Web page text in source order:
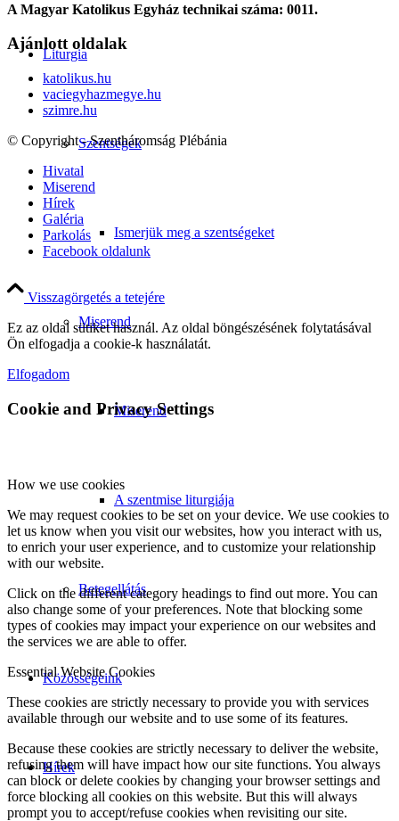
Liturgia
Szentségek
Ismerjük meg a szentségeket
Miserend
Miserend
A szentmise liturgiája
Betegellátás
Közösségeink
Hírek
A Magyar Katolikus Egyház technikai száma: 0011.
Ajánlott oldalak
katolikus.hu
vaciegyhazmegye.hu
szimre.hu
© Copyright - Szentháromság Plébánia
Hivatal
Miserend
Hírek
Galéria
Parkolás
Facebook oldalunk
Visszagörgetés a tetejére
Ez az oldal sütiket használ. Az oldal böngészésének folytatásával
Ön elfogadja a cookie-k használatát.
Elfogadom
Cookie and Privacy Settings
How we use cookies
We may request cookies to be set on your device. We use cookies to
let us know when you visit our websites, how you interact with us,
to enrich your user experience, and to customize your relationship
with our website.
Click on the different category headings to find out more. You can
also change some of your preferences. Note that blocking some
types of cookies may impact your experience on our websites and
the services we are able to offer.
Essential Website Cookies
These cookies are strictly necessary to provide you with services
available through our website and to use some of its features.
Because these cookies are strictly necessary to deliver the website,
refusing them will have impact how our site functions. You always
can block or delete cookies by changing your browser settings and
force blocking all cookies on this website. But this will always
prompt you to accept/refuse cookies when revisiting our site.